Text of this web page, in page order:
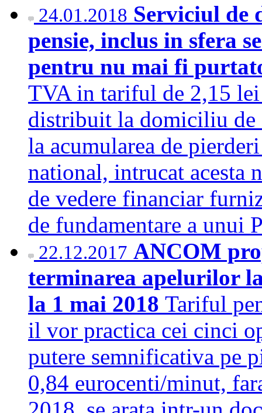
24.01.2018 Serviciul de
pensie, inclus in sfera
pentru nu mai fi
TVA in tariful de 2,15
distribuit la domiciliu de
la acumularea de
national, intrucat acesta
de vedere financiar
de fundamentare a
22.12.2017 ANCOM
terminarea apelurilor
la 1 mai 2018 Tariful
il vor practica cei cinci
putere semnificativa pe
0,84 eurocenti/minut,